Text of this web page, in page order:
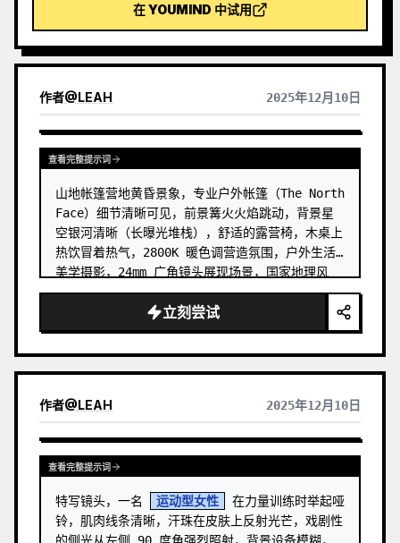
在 YOUMIND 中试用
作者@LEAH 2025年12月10日
查看完整提示词
山地帐篷营地黄昏景象，专业户外帐篷（The North
Face）细节清晰可见，前景篝火火焰跳动，背景星
空银河清晰（长曝光堆栈），舒适的露营椅，木桌上
热饮冒着热气，2800K 暖色调营造氛围，户外生活
美学摄影，24mm 广角镜头展现场景，国家地理风
格，16:9 横向构图
立刻尝试
作者@LEAH 2025年12月10日
查看完整提示词
特写镜头，一名 运动型女性
在力量训练时举起哑
铃，肌肉线条清晰，汗珠在皮肤上反射光芒，戏剧性